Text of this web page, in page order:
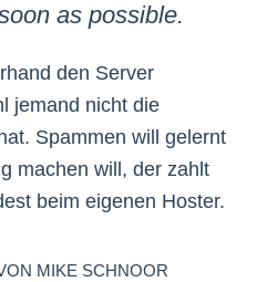
as possible.
den Server
jemand nicht die
Spammen will gelernt
machen will, der zahlt
beim eigenen Hoster.
MIKE SCHNOOR